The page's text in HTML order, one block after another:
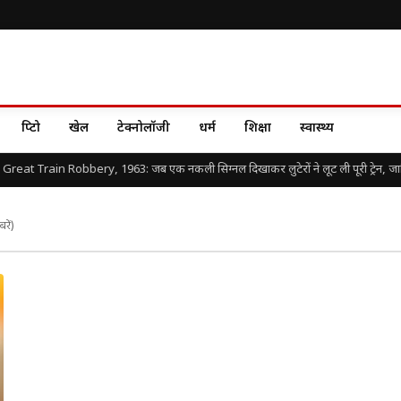
क्रिप्टो खेल टेक्नोलॉजी धर्म शिक्षा स्वास्थ्य
Train Robbery, 1963: जब एक नकली सिग्नल दिखाकर लुटेरों ने लूट ली पूरी ट्रेन,